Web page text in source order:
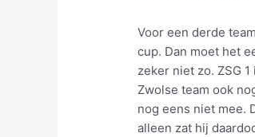
Voor een derde
cup. Dan moet het
zeker niet zo. ZSG
Zwolse team ook
nog eens niet mee.
alleen zat hij